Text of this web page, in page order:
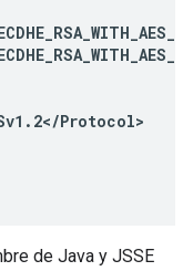
Protocol>
de Java y JSSE